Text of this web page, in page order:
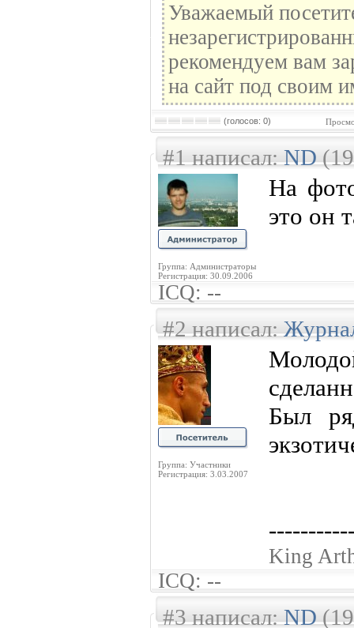
Уважаемый
рекомендуем вам
на сайт под своим
(голосов: 0)
#1 написал:ND(19
Группа: Администраторы
Регистрация: 30.09.2006
На
это он
ICQ: --
#2 написал:
Группа: Участники
Регистрация: 3.03.2007
Был
King
ICQ: --
#3 написал:ND(19